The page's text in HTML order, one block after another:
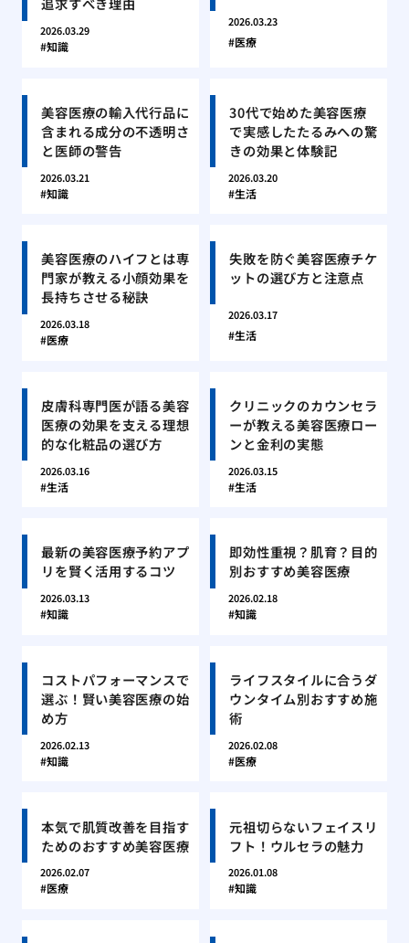
2026.03.29
知識
2026.03.23
医療
美容医療の輸入代行品に
含まれる成分の不透明さ
と医師の警告
2026.03.21
知識
30代で始めた美容医療
で実感したたるみへの驚
きの効果と体験記
2026.03.20
生活
美容医療のハイフとは専
門家が教える小顔効果を
長持ちさせる秘訣
2026.03.18
医療
失敗を防ぐ美容医療チケ
ットの選び方と注意点
2026.03.17
生活
皮膚科専門医が語る美容
医療の効果を支える理想
的な化粧品の選び方
2026.03.16
生活
クリニックのカウンセラ
ーが教える美容医療ロー
ンと金利の実態
2026.03.15
生活
最新の美容医療予約アプ
リを賢く活用するコツ
2026.03.13
知識
即効性重視？肌育？目的
別おすすめ美容医療
2026.02.18
知識
コストパフォーマンスで
選ぶ！賢い美容医療の始
め方
2026.02.13
知識
ライフスタイルに合うダ
ウンタイム別おすすめ施
術
2026.02.08
医療
本気で肌質改善を目指す
ためのおすすめ美容医療
2026.02.07
医療
元祖切らないフェイスリ
フト！ウルセラの魅力
2026.01.08
知識